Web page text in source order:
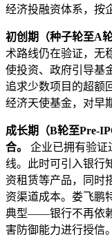
经济投融资体系，按
初创期（种子轮至A
术路线仍在验证，无
使投资、政府引导基
追求少数项目的超额
经济天使基金，对早
成长期（B轮至Pre-
合。
企业已拥有验证
线。此时可引入银行
资租赁等产品，同时
资渠道成本。娄飞鹏
典型——银行不再依
害防御能力进行授信。